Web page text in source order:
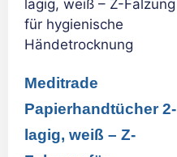
Meditrade
Papierhandtücher 2-
lagig, weiß – Z-